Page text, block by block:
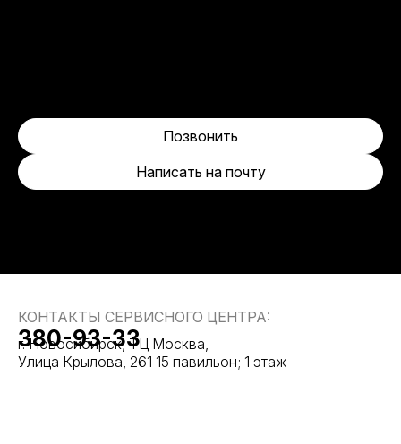
Написать на почту
Позвонить
КОНТАКТЫ СЕРВИСНОГО ЦЕНТРА:
г. Новосибирск, ТЦ Москва,
Улица Крылова, 261 15 павильон; 1 этаж
380-93-33